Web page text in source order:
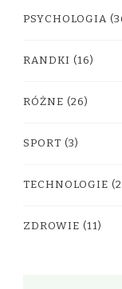
PSYCHOLOGIA
RANDKI (16)
RÓŻNE (26)
SPORT (3)
TECHNOLOGIE
ZDROWIE (11)